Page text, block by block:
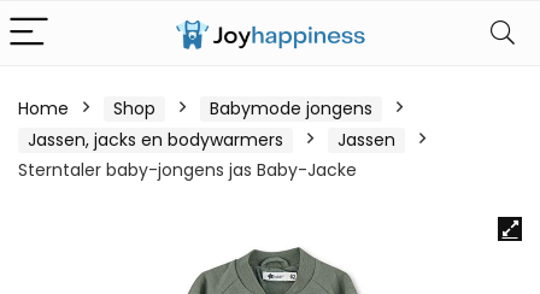
Home Shop
Babymode jongens
Jassen, jacks en bodywarmers
Jassen
Sterntaler baby-jongens jas Baby-Jacke